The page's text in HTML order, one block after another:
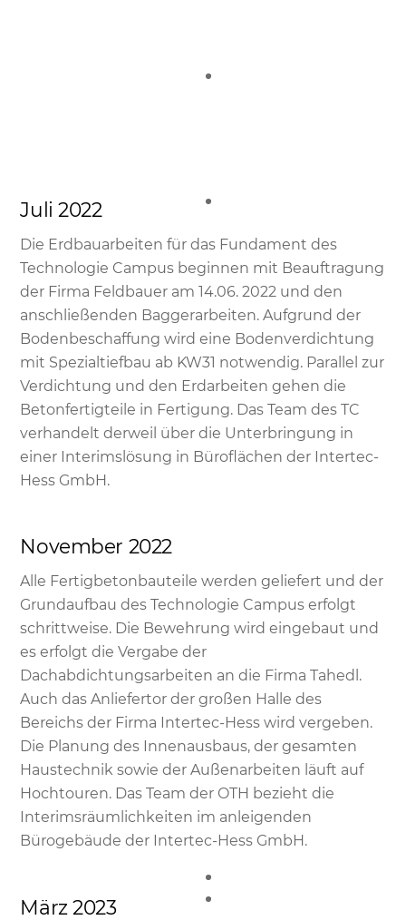
Juli 2022
Die Erdbauarbeiten für das Fundament des
Technologie Campus beginnen mit Beauftragung
der Firma Feldbauer am 14.06. 2022 und den
anschließenden Baggerarbeiten. Aufgrund der
Bodenbeschaffung wird eine Bodenverdichtung
mit Spezialtiefbau ab KW31 notwendig. Parallel zur
Verdichtung und den Erdarbeiten gehen die
Betonfertigteile in Fertigung. Das Team des TC
verhandelt derweil über die Unterbringung in
einer Interimslösung in Büroflächen der Intertec-
Hess GmbH.
November 2022
Alle Fertigbetonbauteile werden geliefert und der
Grundaufbau des Technologie Campus erfolgt
schrittweise. Die Bewehrung wird eingebaut und
es erfolgt die Vergabe der
Dachabdichtungsarbeiten an die Firma Tahedl.
Auch das Anliefertor der großen Halle des
Bereichs der Firma Intertec-Hess wird vergeben.
Die Planung des Innenausbaus, der gesamten
Haustechnik sowie der Außenarbeiten läuft auf
Hochtouren. Das Team der OTH bezieht die
Interimsräumlichkeiten im anleigenden
Bürogebäude der Intertec-Hess GmbH.
März 2023